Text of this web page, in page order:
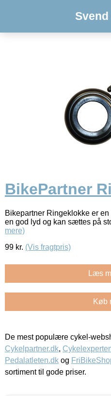
BikePartner
Bikepartner Ringeklokke er
en god lyd og kan sættes på
mere)
99 kr. (Vis fragtpris)
Læs
Køb
De mest populære cykel-
Cykelpartner.dk,
Pedalatleten.dk og
sortiment til gode priser.